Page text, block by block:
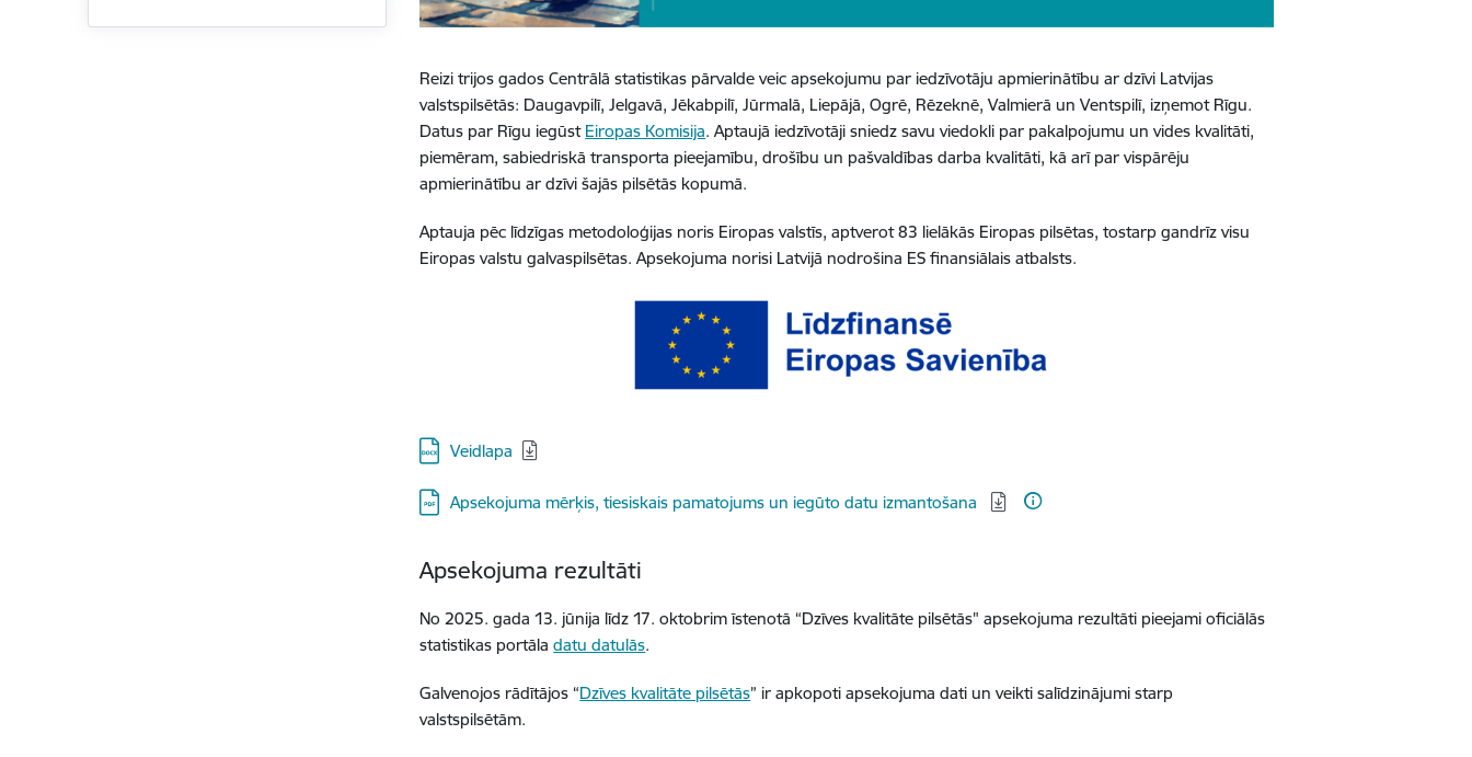
Reizi trijos gados Centrālā statistikas pārvalde veic apsekojumu par iedzīvotāju apmierinātību ar dzīvi Latvijas
valstspilsētās: Daugavpilī, Jelgavā, Jēkabpilī, Jūrmalā, Liepājā, Ogrē, Rēzeknē, Valmierā un Ventspilī, izņemot Rīgu.
Datus par Rīgu iegūst Eiropas Komisija. Aptaujā iedzīvotāji sniedz savu viedokli par pakalpojumu un vides kvalitāti,
piemēram, sabiedriskā transporta pieejamību, drošību un pašvaldības darba kvalitāti, kā arī par vispārēju
apmierinātību ar dzīvi šajās pilsētās kopumā.
Aptauja pēc līdzīgas metodoloģijas noris Eiropas valstīs, aptverot 83 lielākās Eiropas pilsētas, tostarp gandrīz visu
Eiropas valstu galvaspilsētas. Apsekojuma norisi Latvijā nodrošina ES finansiālais atbalsts.
Veidlapa
Lejupielādēt:
Apsekojuma mērķis, tiesiskais pamatojums un iegūto datu izmantošana
Apsekojuma rezultāti
No 2025. gada 13. jūnija līdz 17. oktobrim īstenotā “Dzīves kvalitāte pilsētās" apsekojuma rezultāti pieejami oficiālās
statistikas portāladatu datulās.
Galvenojos rādītājos “Dzīves kvalitāte pilsētās” ir apkopoti apsekojuma dati un veikti salīdzinājumi starp
valstspilsētām.